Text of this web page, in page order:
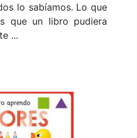
lo sabíamos. Lo que
que un libro pudiera
...